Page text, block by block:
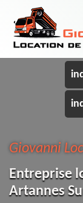
Giovanni
Entreprise
Artannes